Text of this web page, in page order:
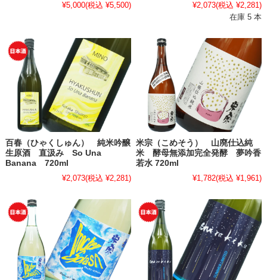
¥5,000(税込 ¥5,500)
¥2,073(税込 ¥2,281)
在庫 5 本
百春（ひゃくしゅん） 純米吟醸
生原酒 直汲み So Una
Banana 720ml
¥2,073(税込 ¥2,281)
米宗（こめそう） 山廃仕込純
米 酵母無添加完全発酵 夢吟香
若水 720ml
¥1,782(税込 ¥1,961)